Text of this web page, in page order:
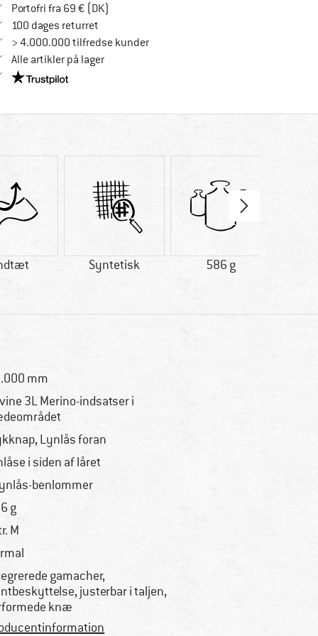
Portofri fra 69 € (DK)
100 dages returretGå til returretten her Åbnes i en infoboks
> 4.000.000 tilfredse kunder
Alle artikler på lager
Vi er Trustpilot-certificeret - oplysningerne får du
Syntetisk 586 g
mm
3L Merino-indsatser i
Lynlås foran
i siden af låret
benlommer
g
M
gamacher,
justerbar i taljen,
knæ